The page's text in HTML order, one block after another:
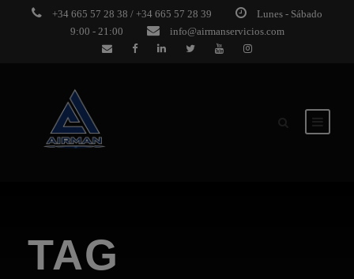
+34 665 57 28 38 / +34 665 57 28 39
Lunes - Sábado
9:00 - 21:00
info@airmanservicios.com
TAG